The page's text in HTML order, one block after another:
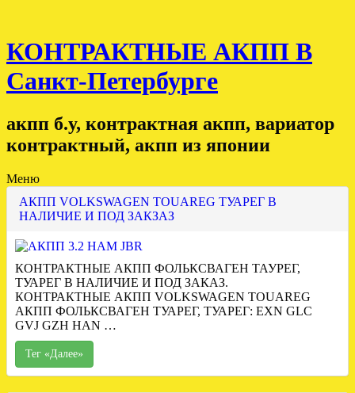
КОНТРАКТНЫЕ АКПП В
Санкт-Петербурге
акпп б.у, контрактная акпп, вариатор
контрактный, акпп из японии
Меню
АКПП VOLKSWAGEN TOUAREG ТУАРЕГ В
НАЛИЧИЕ И ПОД ЗАКЗАЗ
КОНТРАКТНЫЕ АКПП ФОЛЬКСВАГЕН ТАУРЕГ,
ТУАРЕГ В НАЛИЧИЕ И ПОД ЗАКАЗ.
КОНТРАКТНЫЕ АКПП VOLKSWAGEN TOUAREG
АКПП ФОЛЬКСВАГЕН ТУАРЕГ, ТУАРЕГ: EXN GLC
GVJ GZH HAN …
Тег «Далее»